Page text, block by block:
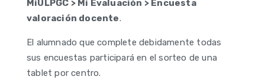
MiULPGC > Mi Evaluación > Encuesta
valoración docente.
El alumnado que complete debidamente todas
sus encuestas participará en el sorteo de una
tablet por centro.